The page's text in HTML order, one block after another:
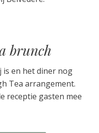
brunch
is en het diner nog
Tea arrangement.
receptie gasten mee